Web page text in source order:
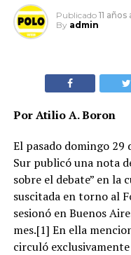
Publicado 11 años
By admin
Por Atilio A. Boron
El pasado domingo 29
Sur publicó una nota
sobre el debate” en la
suscitada en torno al
sesionó en Buenos
mes.[1] En ella
circuló